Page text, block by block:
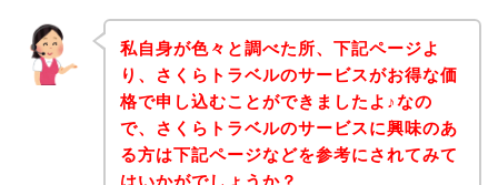
私自身が色々と調べた所、下記ページよ
り、さくらトラベルのサービスがお得な価
格で申し込むことができましたよ♪なの
で、さくらトラベルのサービスに興味のあ
る方は下記ページなどを参考にされてみて
はいかがでしょうか？